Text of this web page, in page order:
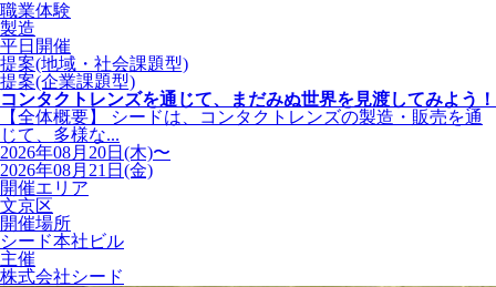
職業体験
製造
平日開催
提案(地域・社会課題型)
提案(企業課題型)
コンタクトレンズを通じて、まだみぬ世界を見渡してみよう！
【全体概要】 シードは、コンタクトレンズの製造・販売を通
じて、多様な...
2026年08月20日(木)〜
2026年08月21日(金)
開催エリア
文京区
開催場所
シード本社ビル
主催
株式会社シード